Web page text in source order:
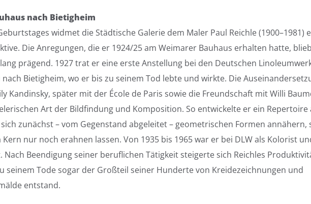
nach Bietigheim
widmet die Städtische Galerie dem Maler Paul Reichle (1900–1981)
Die Anregungen, die er 1924/25 am Weimarer Bauhaus erhalten hatte,
prägend. 1927 trat er eine erste Anstellung bei den Deutschen
Bietigheim, wo er bis zu seinem Tod lebte und wirkte. Die
Kandinsky, später mit der École de Paris sowie die Freundschaft mit Willi
Art der Bildfindung und Komposition. So entwickelte er ein Repertoire
zunächst – vom Gegenstand abgeleitet – geometrischen Formen annähern,
nur noch erahnen lassen. Von 1935 bis 1965 war er bei DLW als Kolorist
Nach Beendigung seiner beruflichen Tätigkeit steigerte sich Reichles
seinem Tode sogar der Großteil seiner Hunderte von Kreidezeichnungen und
entstand.